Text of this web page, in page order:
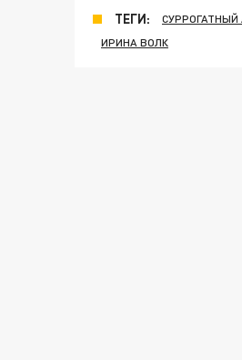
ТЕГИ: СУРРОГАТНЫЙ
ИРИНА ВОЛК